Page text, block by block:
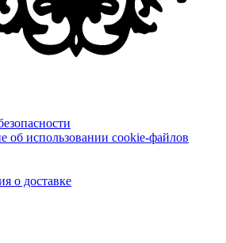
об использовании cookie-файлов
о доставке